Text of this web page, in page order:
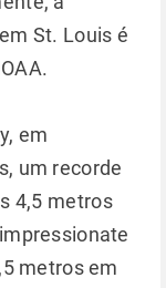
St. Louis é
em
um recorde
4,5 metros
metros em